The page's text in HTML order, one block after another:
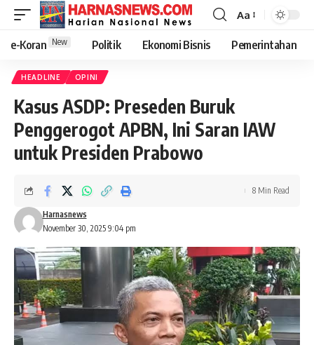
Aa
e-Koran New Politik Ekonomi Bisnis Pemerintahan
HEADLINE OPINI
Kasus ASDP: Preseden Buruk
Penggerogot APBN, Ini Saran IAW
untuk Presiden Prabowo
November 30, 2025 9:04 pm
Harnasnews
8 Min Read